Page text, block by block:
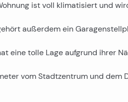
ist voll klimatisiert und
außerdem ein
eine tolle Lage aufgrund ihrer
vom Stadtzentrum und dem